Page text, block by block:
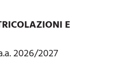
E
2026/2027